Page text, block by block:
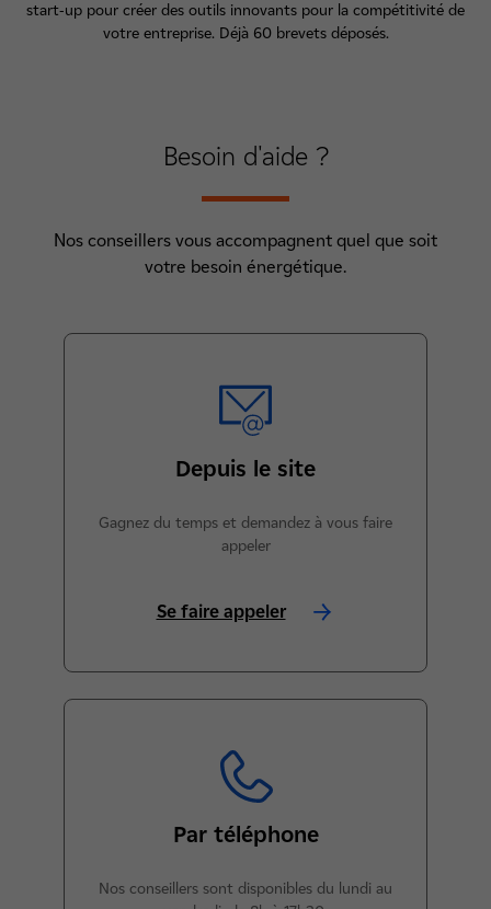
start-up pour créer des outils innovants pour la compétitivité de
votre entreprise. Déjà 60 brevets déposés.
Besoin d'aide ?
Nos conseillers vous accompagnent quel que soit
votre besoin énergétique.
Depuis le site
Gagnez du temps et demandez à vous faire
appeler
Se faire appeler
Par téléphone
Nos conseillers sont disponibles du lundi au